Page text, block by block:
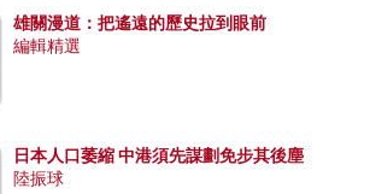
雄關漫道：把遙遠的歷史拉到眼前
編輯精選
日本人口萎縮 中港須先謀劃免步其後塵
陸振球